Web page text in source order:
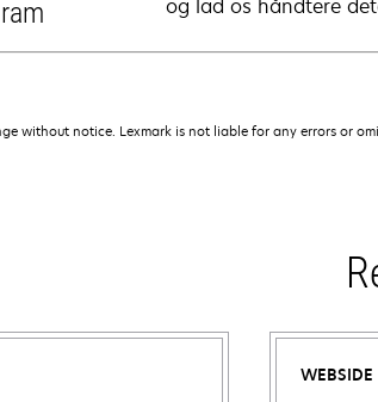
og lad os håndtere
without notice. Lexmark is not liable for any errors or
WEBSIDE